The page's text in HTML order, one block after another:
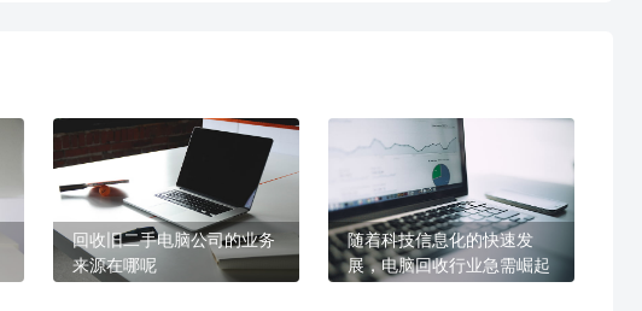
回收旧二手电脑公司的业务
来源在哪呢
随着科技信息化的快速发
展，电脑回收行业急需崛起